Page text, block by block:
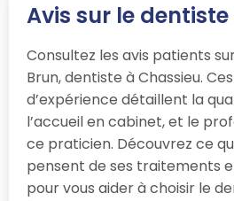
Avis sur le
Consultez les avis patients
Brun, dentiste à Chassieu.
d’expérience détaillent la
l’accueil en cabinet, et le
ce praticien. Découvrez ce
pensent de ses traitements
pour vous aider à choisir le